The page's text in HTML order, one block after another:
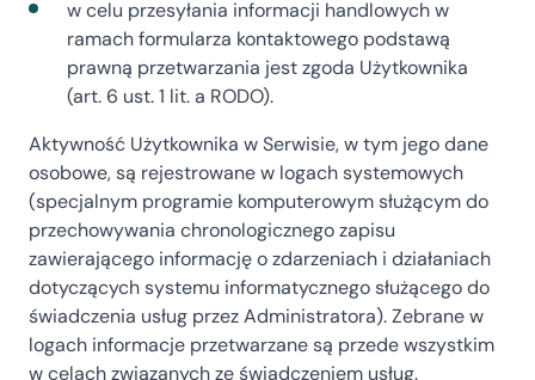
w celu przesyłania informacji handlowych w
ramach formularza kontaktowego podstawą
prawną przetwarzania jest zgoda Użytkownika
(art. 6 ust. 1 lit. a RODO).
Aktywność Użytkownika w Serwisie, w tym jego dane
osobowe, są rejestrowane w logach systemowych
(specjalnym programie komputerowym służącym do
przechowywania chronologicznego zapisu
zawierającego informację o zdarzeniach i działaniach
dotyczących systemu informatycznego służącego do
świadczenia usług przez Administratora). Zebrane w
logach informacje przetwarzane są przede wszystkim
w celach związanych ze świadczeniem usług.